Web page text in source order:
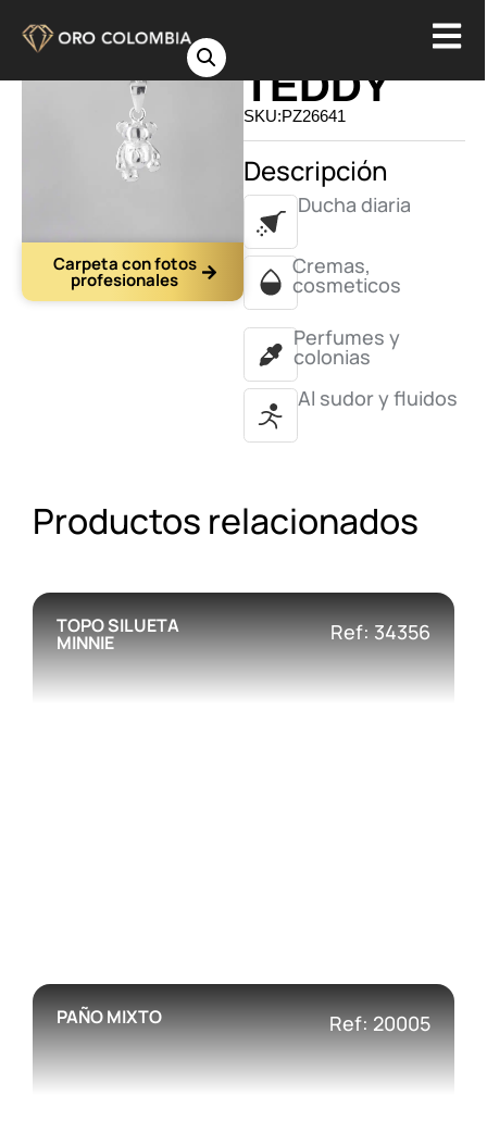
Carpeta con fotos
profesionales
DIJE OSO
TEDDY
SKU:PZ26641
Descripción
Ducha diaria
Cremas,
cosmeticos
Perfumes y
colonias
Al sudor y fluidos
Productos relacionados
TOPO SILUETA
MINNIE Ref: 34356
PAÑO MIXTO Ref: 20005